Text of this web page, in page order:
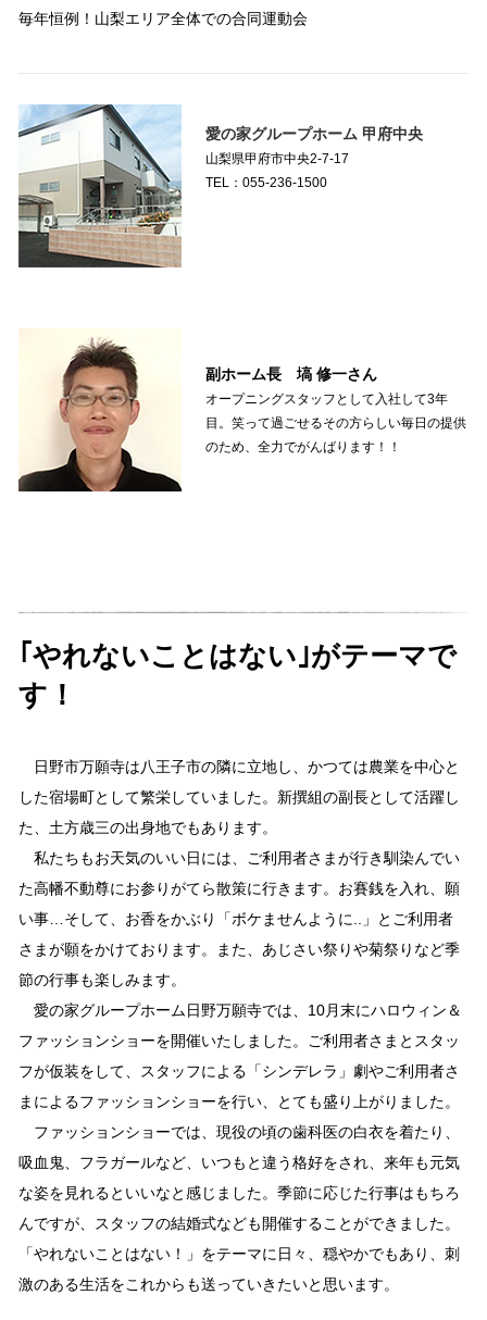
毎年恒例！山梨エリア全体での合同運動会
愛の家グループホーム 甲府中央
山梨県甲府市中央2-7-17
TEL：055-236-1500
副ホーム長 塙 修一さん
オープニングスタッフとして入社して3年
目。笑って過ごせるその方らしい毎日の提供
のため、全力でがんばります！！
｢やれないことはない｣がテーマで
す！
日野市万願寺は八王子市の隣に立地し、かつては農業を中心と
した宿場町として繁栄していました。新撰組の副長として活躍し
た、土方歳三の出身地でもあります。
私たちもお天気のいい日には、ご利用者さまが行き馴染んでい
た高幡不動尊にお参りがてら散策に行きます。お賽銭を入れ、願
い事…そして、お香をかぶり「ボケませんように..」とご利用者
さまが願をかけております。また、あじさい祭りや菊祭りなど季
節の行事も楽しみます。
愛の家グループホーム日野万願寺では、10月末にハロウィン＆
ファッションショーを開催いたしました。ご利用者さまとスタッ
フが仮装をして、スタッフによる「シンデレラ」劇やご利用者さ
まによるファッションショーを行い、とても盛り上がりました。
ファッションショーでは、現役の頃の歯科医の白衣を着たり、
吸血鬼、フラガールなど、いつもと違う格好をされ、来年も元気
な姿を見れるといいなと感じました。季節に応じた行事はもちろ
んですが、スタッフの結婚式なども開催することができました。
「やれないことはない！」をテーマに日々、穏やかでもあり、刺
激のある生活をこれからも送っていきたいと思います。